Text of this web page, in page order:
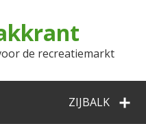
de recreatiemarkt
ZIJBALK